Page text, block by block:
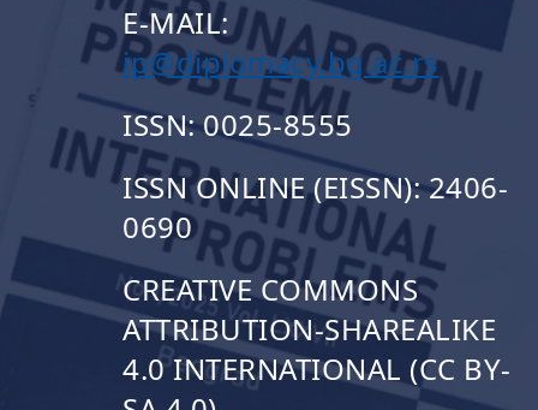
E-MAIL:
ip@diplomacy.bg.ac.rs
ISSN: 0025-8555
ISSN ONLINE (EISSN): 2406-
0690
CREATIVE COMMONS
ATTRIBUTION-SHAREALIKE
4.0 INTERNATIONAL (CC BY-